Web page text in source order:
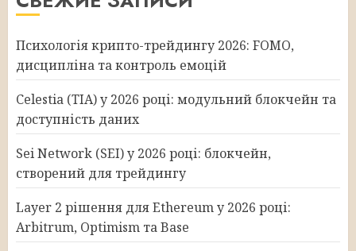
Психологія крипто-трейдингу 2026: FOMO,
дисципліна та контроль емоцій
Celestia (TIA) у 2026 році: модульний блокчейн та
доступність даних
Sei Network (SEI) у 2026 році: блокчейн,
створений для трейдингу
Layer 2 рішення для Ethereum у 2026 році:
Arbitrum, Optimism та Base